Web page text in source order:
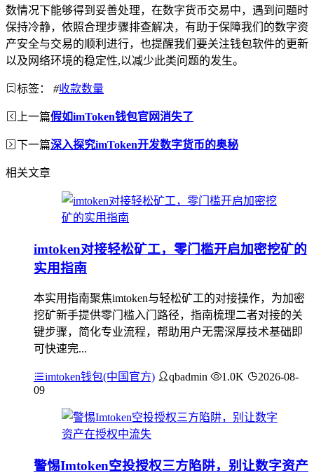
数情况下能够得到妥善处理，在数字货币交易中，遇到问题时
保持冷静，依照合理步骤排查解决，有助于保障我们的数字资
产安全与交易的顺利进行，也提醒我们要关注钱包软件的更新
以及网络环境的稳定性,以减少此类问题的发生。
标签： #收款数量
上一篇假如imToken钱包官网消失了
下一篇深入探究imToken开发数字货币的奥秘
相关文章
imtoken对接轻松矿工，零门槛开启加密挖矿的
实用指南
本实用指南聚焦imtoken与轻松矿工的对接操作，为加密
挖矿新手提供零门槛入门路径，指南梳理二者对接的关
键步骤，简化专业流程，帮助用户无需深厚技术基础即
可快速完...
imtoken钱包(中国官方) qbadmin 1.0K
2026-08-
09
警惕Imtoken空投授权三方陷阱，别让数字资产